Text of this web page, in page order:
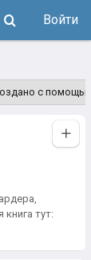
Войти
с
тут: